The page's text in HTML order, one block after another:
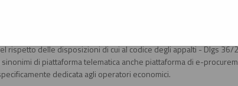
sistema informatico (software e hardware) attraverso il
rispetto delle disposizioni di cui al codice degli appalti - Dlgs 36/
di piattaforma telematica anche piattaforma di e-
dedicata agli operatori economici.